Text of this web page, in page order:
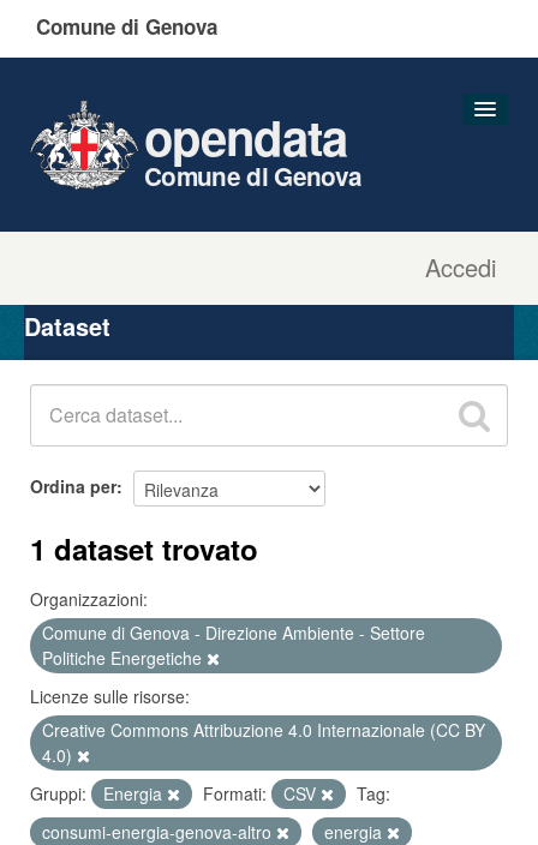
Comune di Genova
Accedi
opendata
Comune di Genova
Organizzazioni
Gruppi
Dataset
Ordina per
1 dataset trovato
Organizzazioni:
Comune di Genova - Direzione Ambiente - Settore
Politiche Energetiche
Licenze sulle risorse:
Creative Commons Attribuzione 4.0 Internazionale (CC BY
4.0)
Gruppi:
Energia Formati: CSV
Tag:
consumi-energia-genova-altro
energia